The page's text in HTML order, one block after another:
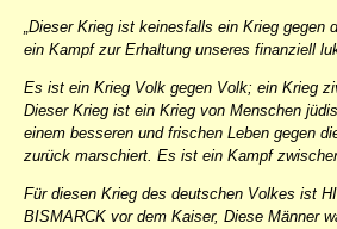
„Dieser Krieg ist keinesfalls ein Krieg
ein Kampf zur Erhaltung unseres finanziell
Es ist ein Krieg Volk gegen Volk; ein Krieg
Dieser Krieg ist ein Krieg von Menschen
einem besseren und frischen Leben gegen
zurück marschiert. Es ist ein Kampf
Für diesen Krieg des deutschen Volkes ist
BISMARCK vor dem Kaiser, Diese Männer